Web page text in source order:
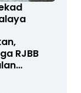
RJBB